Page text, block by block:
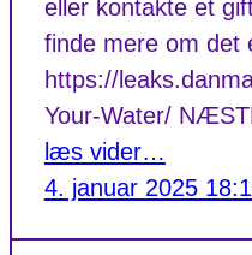
eller kontakte et
finde mere om det
https://
Your-Water/
læs vider…
4. januar 2025